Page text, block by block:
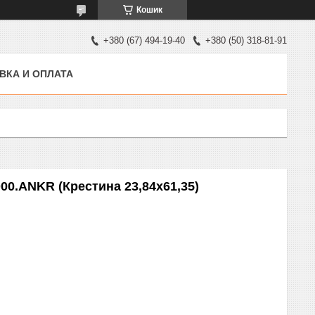
Кошик
+380 (67) 494-19-40 +380 (50) 318-81-91
И ОПЛАТА
(Крестина 23,84х61,35)